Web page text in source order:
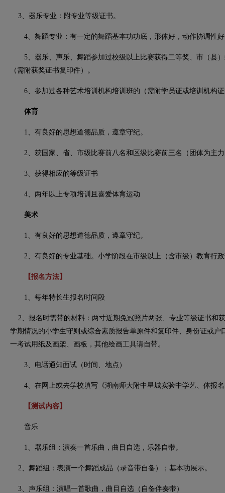
3、器乐专业：附专业等级证书。
4、舞蹈专业：有一定的舞蹈基本功功底，形体好，动作协调性好
5、器乐、声乐、舞蹈参加过校级以上比赛获得二等奖、市（县）
（需附获奖证书复印件）。
6、参加过各种艺术培训机构培训班的（需附学员证或培训机构
体育
1、有良好的思想道德品质，遵章守纪。
2、获国家、省、市级比赛前八名和区级比赛前三名（团体为主
3、获得相应的等级证书
4、两年以上专项培训且喜爱体育运动
美术
1、有良好的思想道德品质，遵章守纪。
2、有良好的专业基础。小学阶段在市级以上（含市级）教育行政
【报名方法】
1、每年特长生报名时间段
2、报名时需带的材料：两寸近期免冠照片两张、专业等级证书和
学期情况的小学生守则或综合素质报告单原件和复印件、身份证或
一考试用纸及画架、画板，其他绘画工具请自带。
3、电话通知面试（时间、地点）
4、在网上或去学校填写《湖南师大附中星城实验中学艺、体报名
【测试内容】
音乐
1、器乐组：演奏一首乐曲，曲目自选，乐器自带。
2、舞蹈组：表演一个舞蹈成品（录音带自备）；基本功展示。
3、声乐组：演唱一首歌曲，曲目自选（自备伴奏带）